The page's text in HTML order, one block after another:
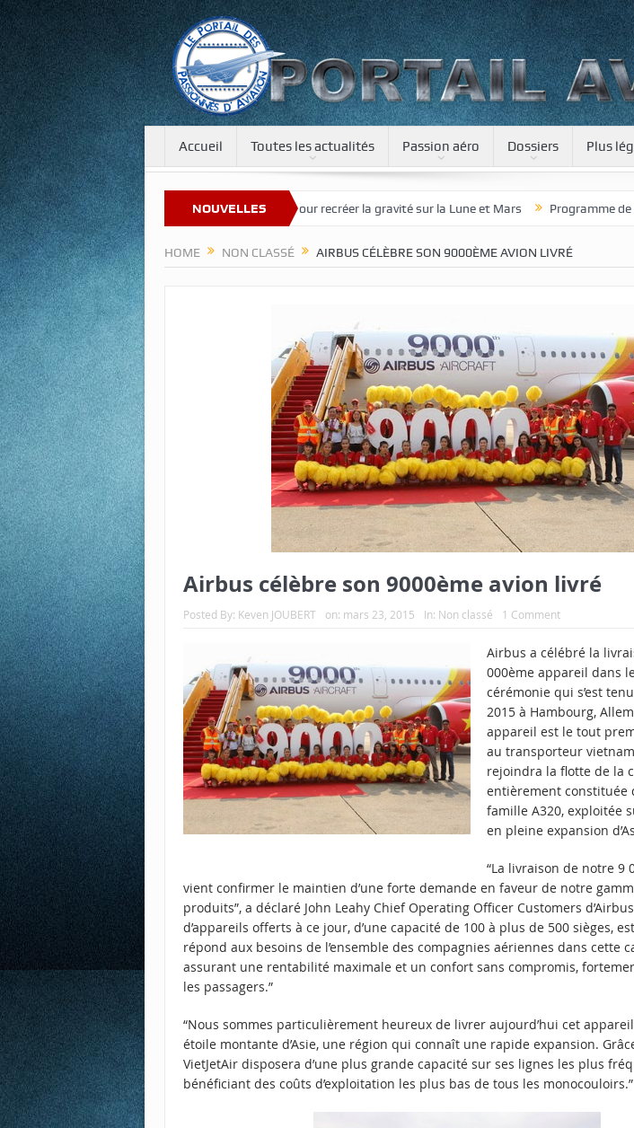
Accueil Toutes les actualités Passion aéro Dossiers Plus
NOUVELLES
site Une tour de 400 m pour recréer la gravité sur la Lune et Mars Programme de chasseur de
HOME NON CLASSÉ AIRBUS CÉLÈBRE SON 9000ÈME AVION LIVRÉ
Airbus célèbre son 9000ème avion livré
Posted By: Keven JOUBERT on: mars 23, 2015 In: Non classé 1 Comment
Airbus a célébré la
000ème appareil dans
cérémonie qui s’est
2015 à Hambourg,
appareil est le tout
au transporteur
rejoindra la flotte de la
entièrement constituée
famille A320, exploitée
en pleine expansion
“La livraison de notre 9
vient confirmer le maintien d’une forte demande en faveur de notre
produits”, a déclaré John Leahy Chief Operating Officer Customers
d’appareils offerts à ce jour, d’une capacité de 100 à plus de 500 sièges,
répond aux besoins de l’ensemble des compagnies aériennes dans cette
assurant une rentabilité maximale et un confort sans compromis,
les passagers.”
“Nous sommes particulièrement heureux de livrer aujourd’hui cet appareil
étoile montante d’Asie, une région qui connaît une rapide expansion. Grâce
VietJetAir disposera d’une plus grande capacité sur ses lignes les plus
bénéficiant des coûts d’exploitation les plus bas de tous les monocouloirs.”